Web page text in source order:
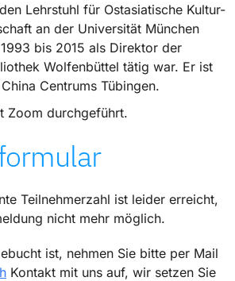
Lehrstuhl für Ostasiatische Kultur-
an der Universität München
bis 2015 als Direktor der
Wolfenbüttel tätig war. Er ist
Centrums Tübingen.
Zoom durchgeführt.
Teilnehmerzahl ist leider erreicht,
nicht mehr möglich.
ist, nehmen Sie bitte per Mail
Kontakt mit uns auf, wir setzen Sie